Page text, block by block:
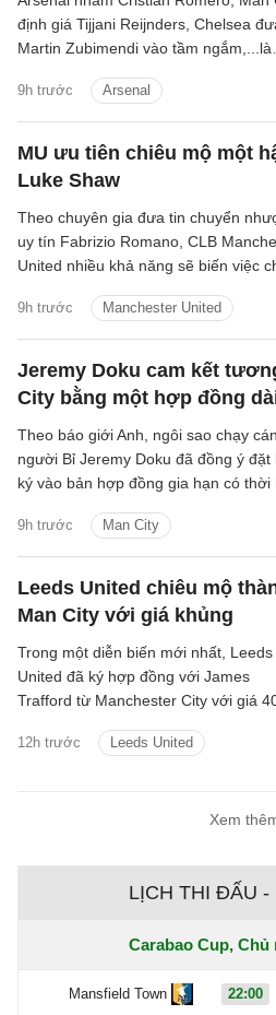
9h trước Arsenal
định giá Tijjani Reijnders, Chelsea
Martin Zubimendi vào tầm ngắm,...là
tin bóng đá sáng 31/7.
MU ưu tiên chiêu mộ một
Luke Shaw
9h trước Manchester United
Theo chuyên gia đưa tin chuyển
uy tín Fabrizio Romano, CLB
United nhiều khả năng sẽ biến việc
trọng tâm tiếp theo trên thị trường
chuyển nhượng hè năm nay.
Jeremy Doku cam kết
City bằng một hợp đồng
9h trước Man City
Theo báo giới Anh, ngôi sao chạy
người Bỉ Jeremy Doku đã đồng ý đặt
ký vào bản hợp đồng gia hạn có thời
Leeds United chiêu mộ
Man City với giá khủng
12h trước Leeds United
Trong một diễn biến mới nhất, Leeds
United đã ký hợp đồng với James
Trafford từ Manchester City với giá
sung.
Xem
LỊCH THI ĐẤU -
Carabao Cup, Chủ
Mansfield Town 22:00